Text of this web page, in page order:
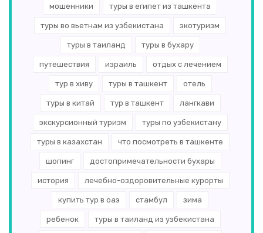
мошенники туры в египет из ташкента
туры во вьетнам из узбекистана экотуризм
туры в таиланд туры в бухару
путешествия израиль отдых с лечением
тур в хиву туры в ташкент отель
туры в китай тур в ташкент лангкави
экскурсионный туризм туры по узбекистану
туры в казахстан что посмотреть в ташкенте
шопинг достопримечательности бухары
история лечебно-оздоровительные курорты
купить тур в оаэ стамбул зима
ребенок туры в таиланд из узбекистана